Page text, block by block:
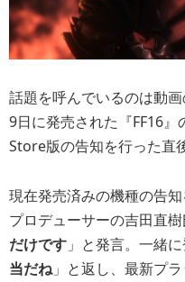
話題を呼んでいるのは動
9日に発売された『FF16
Store版の告知を行った直
現在発売済みの機種の告知
プロデューサーの吉田直
だけです 」と発言。一緒
当だね」と返し、最新プ